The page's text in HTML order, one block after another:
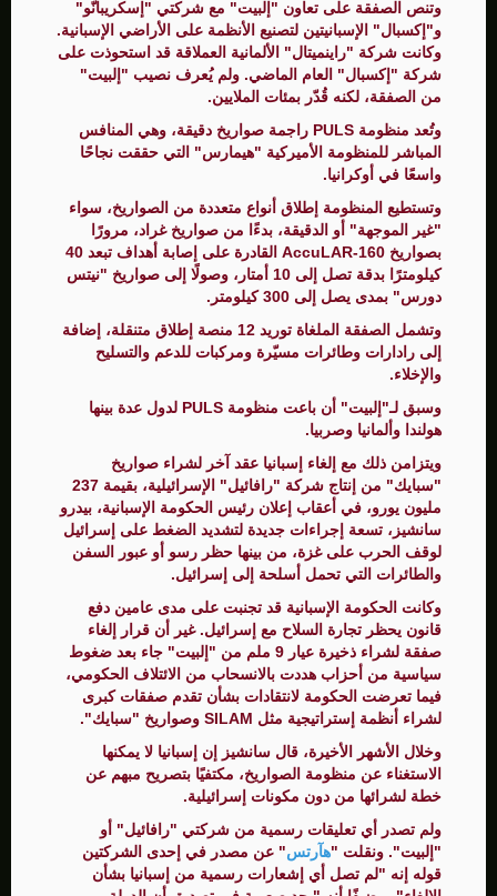
وتنص الصفقة على تعاون "إلبيت" مع شركتي "إسكريبانّو"
و"إكسبال" الإسبانيتين لتصنيع الأنظمة على الأراضي الإسبانية.
وكانت شركة "راينميتال" الألمانية العملاقة قد استحوذت على
شركة "إكسبال" العام الماضي. ولم يُعرف نصيب "إلبيت"
من الصفقة، لكنه قُدّر بمئات الملايين.
وتُعد منظومة PULS راجمة صواريخ دقيقة، وهي المنافس
المباشر للمنظومة الأميركية "هيمارس" التي حققت نجاحًا
واسعًا في أوكرانيا.
وتستطيع المنظومة إطلاق أنواع متعددة من الصواريخ، سواء
"غير الموجهة" أو الدقيقة، بدءًا من صواريخ غراد، مرورًا
بصواريخ AccuLAR-160 القادرة على إصابة أهداف تبعد 40
كيلومترًا بدقة تصل إلى 10 أمتار، وصولًا إلى صواريخ "نيتس
دورس" بمدى يصل إلى 300 كيلومتر.
وتشمل الصفقة الملغاة توريد 12 منصة إطلاق متنقلة، إضافة
إلى رادارات وطائرات مسيّرة ومركبات للدعم والتسليح
والإخلاء.
وسبق لـ"إلبيت" أن باعت منظومة PULS لدول عدة بينها
هولندا وألمانيا وصربيا.
ويتزامن ذلك مع إلغاء إسبانيا عقد آخر لشراء صواريخ
"سبايك" من إنتاج شركة "رافائيل" الإسرائيلية، بقيمة 237
مليون يورو، في أعقاب إعلان رئيس الحكومة الإسبانية، بيدرو
سانشيز، تسعة إجراءات جديدة لتشديد الضغط على إسرائيل
لوقف الحرب على غزة، من بينها حظر رسو أو عبور السفن
والطائرات التي تحمل أسلحة إلى إسرائيل.
وكانت الحكومة الإسبانية قد تجنبت على مدى عامين دفع
قانون يحظر تجارة السلاح مع إسرائيل. غير أن قرار إلغاء
صفقة لشراء ذخيرة عيار 9 ملم من "إلبيت" جاء بعد ضغوط
سياسية من أحزاب هددت بالانسحاب من الائتلاف الحكومي،
فيما تعرضت الحكومة لانتقادات بشأن تقدم صفقات كبرى
لشراء أنظمة إستراتيجية مثل SILAM وصواريخ "سبايك".
وخلال الأشهر الأخيرة، قال سانشيز إن إسبانيا لا يمكنها
الاستغناء عن منظومة الصواريخ، مكتفيًا بتصريح مبهم عن
خطة لشرائها من دون مكونات إسرائيلية.
ولم تصدر أي تعليقات رسمية من شركتي "رافائيل" أو
"إلبيت". ونقلت "هآرتس" عن مصدر في إحدى الشركتين
قوله إنه "لم تصل أي إشعارات رسمية من إسبانيا بشأن